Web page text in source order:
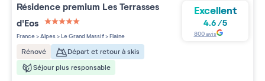
Résidence premium Les Terrasses
d'Eos
5 étoiles sur 5
France>Alpes>Le Grand Massif>Flaine
Rénové
Départ et retour à skis
Séjour plus responsable
Excellent
4.6/5
800avis